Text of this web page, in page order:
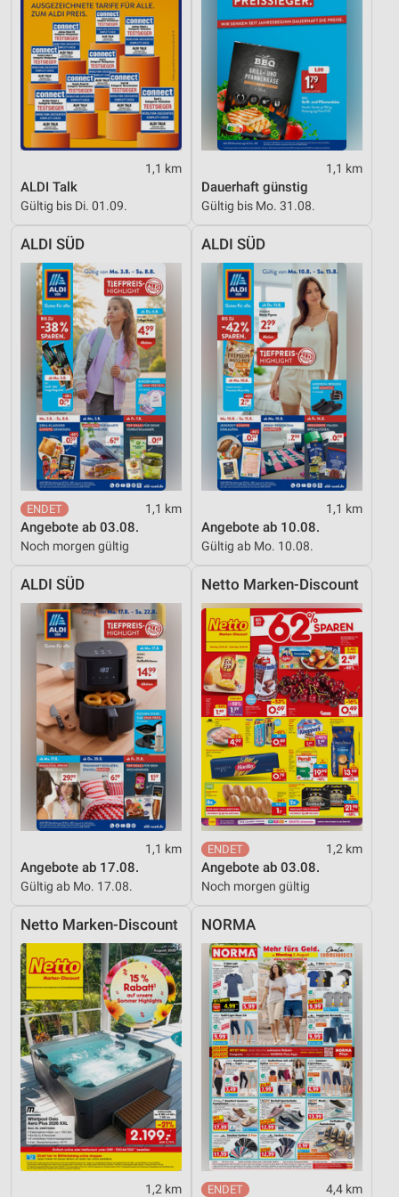
1,1 km
ALDI Talk
Gültig bis Di. 01.09.
1,1 km
Dauerhaft günstig
Gültig bis Mo. 31.08.
ALDI SÜD
1,1 km
Angebote ab 03.08.
Noch morgen gültig
ALDI SÜD
1,1 km
Angebote ab 10.08.
Gültig ab Mo. 10.08.
ALDI SÜD
1,1 km
Angebote ab 17.08.
Gültig ab Mo. 17.08.
Netto Marken-Discount
1,2 km
Angebote ab 03.08.
Noch morgen gültig
Netto Marken-Discount
1,2 km
NORMA
4,4 km
IAB-Besonderheiten:
Verwendung genauer Standortdaten
Geräte anhand von aktiv angeforderten
Informationen identifizieren
Nicht-IAB-Verarbeitungszwecke:
Notwendig
Performance